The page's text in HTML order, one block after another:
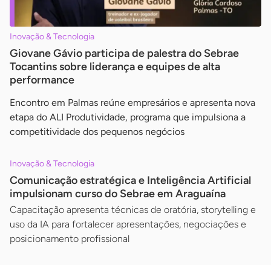
Inovação & Tecnologia
Giovane Gávio participa de palestra do Sebrae
Tocantins sobre liderança e equipes de alta
performance
Encontro em Palmas reúne empresários e apresenta nova
etapa do ALI Produtividade, programa que impulsiona a
competitividade dos pequenos negócios
Inovação & Tecnologia
Comunicação estratégica e Inteligência Artificial
impulsionam curso do Sebrae em Araguaína
Capacitação apresenta técnicas de oratória, storytelling e
uso da IA para fortalecer apresentações, negociações e
posicionamento profissional